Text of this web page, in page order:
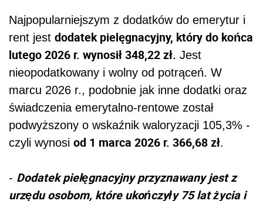
Najpopularniejszym z dodatków do emerytur i
rent jest dodatek pielęgnacyjny, który do końca
lutego 2026 r. wynosił 348,22 zł. Jest
nieopodatkowany i wolny od potrąceń. W
marcu 2026 r., podobnie jak inne dodatki oraz
świadczenia emerytalno-rentowe został
podwyższony o wskaźnik waloryzacji 105,3% -
czyli wynosi od 1 marca 2026 r. 366,68 zł.
- Dodatek pielęgnacyjny przyznawany jest z
urzędu osobom, które ukończyły 75 lat życia i